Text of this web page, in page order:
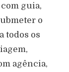
guia,
o
todos os
agência,